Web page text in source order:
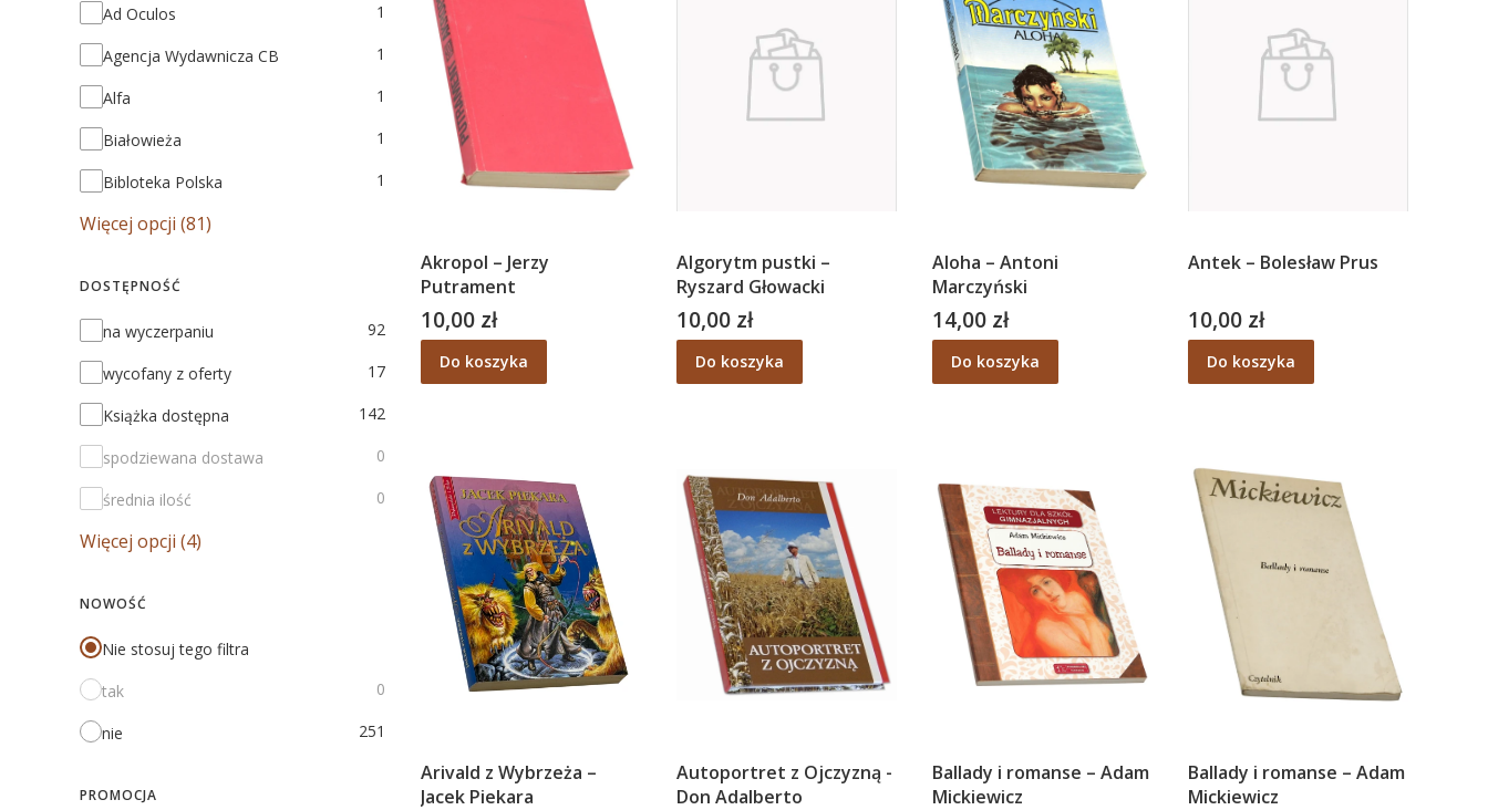
Marka
Ad Oculos 1
Agencja Wydawnicza CB 1
Alfa 1
Białowieża 1
Bibloteka Polska 1
Więcej opcji (81)
DOSTĘPNOŚĆ
Dostępność
na wyczerpaniu 92
wycofany z oferty 17
Książka dostępna 142
spodziewana dostawa 0
średnia ilość 0
Więcej opcji (4)
NOWOŚĆ
Nie stosuj tego filtra
tak
0
nie 251
PROMOCJA
Akropol – Jerzy
Putrament
Cena
10,00 zł
Do koszyka
Algorytm pustki –
Ryszard Głowacki
Cena
10,00 zł
Do koszyka
Aloha – Antoni
Marczyński
Cena
14,00 zł
Do koszyka
Antek – Bolesław Prus
Cena
10,00 zł
Do koszyka
Arivald z Wybrzeża –
Jacek Piekara
Autoportret z Ojczyzną -
Don Adalberto
Ballady i romanse – Adam
Mickiewicz
Ballady i romanse – Adam
Mickiewicz